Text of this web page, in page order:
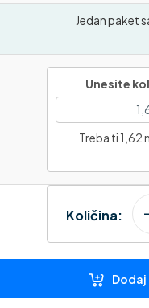
Jedan paket
Unesite
Treba ti 1,62
Količina:
Dodaj